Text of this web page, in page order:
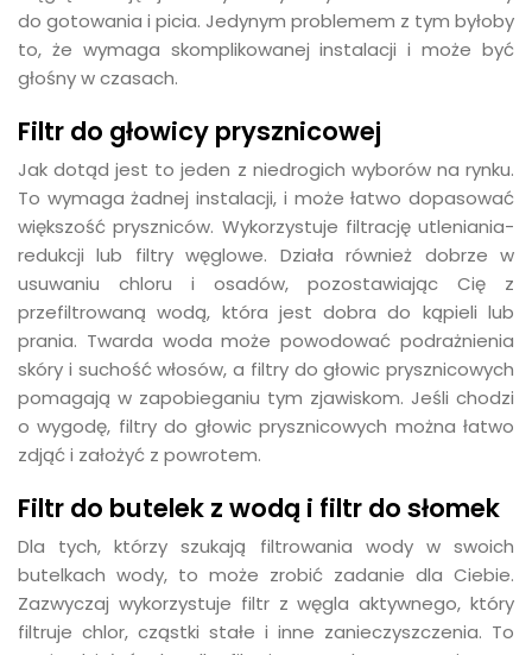
do gotowania i picia. Jedynym problemem z tym byłoby
to, że wymaga skomplikowanej instalacji i może być
głośny w czasach.
Filtr do głowicy prysznicowej
Jak dotąd jest to jeden z niedrogich wyborów na rynku.
To wymaga żadnej instalacji, i może łatwo dopasować
większość pryszniców. Wykorzystuje filtrację utleniania-
redukcji lub filtry węglowe. Działa również dobrze w
usuwaniu chloru i osadów, pozostawiając Cię z
przefiltrowaną wodą, która jest dobra do kąpieli lub
prania. Twarda woda może powodować podrażnienia
skóry i suchość włosów, a filtry do głowic prysznicowych
pomagają w zapobieganiu tym zjawiskom. Jeśli chodzi
o wygodę, filtry do głowic prysznicowych można łatwo
zdjąć i założyć z powrotem.
Filtr do butelek z wodą i filtr do słomek
Dla tych, którzy szukają filtrowania wody w swoich
butelkach wody, to może zrobić zadanie dla Ciebie.
Zazwyczaj wykorzystuje filtr z węgla aktywnego, który
filtruje chlor, cząstki stałe i inne zanieczyszczenia. To